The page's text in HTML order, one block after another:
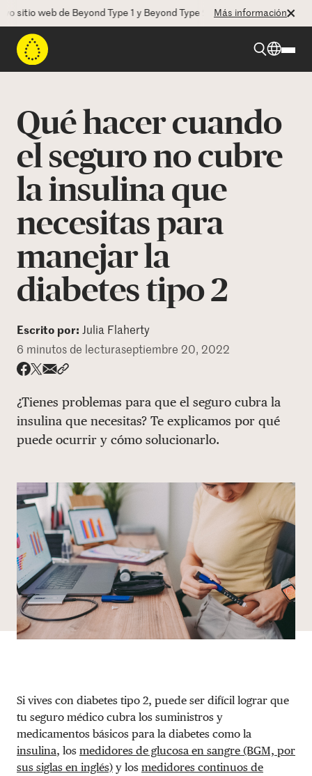
web de Beyond Type 1 y Beyond Type 2! La CEO Deborah Dugan
Más información
Beyond Type 2
Recursos
Programas
Quienes somos
DONAR
Qué hacer cuando
el seguro no cubre
la insulina que
necesitas para
manejar la
diabetes tipo 2
Escrito por: Julia Flaherty
6 minutos de lecturaseptiembre 20, 2022
¿Tienes problemas para que el seguro cubra la
insulina que necesitas? Te explicamos por qué
puede ocurrir y cómo solucionarlo.
Si vives con diabetes tipo 2, puede ser difícil lograr que
tu seguro médico cubra los suministros y
medicamentos básicos para la diabetes como la
insulina, los medidores de glucosa en sangre (BGM, por
sus siglas en inglés) y los medidores continuos de